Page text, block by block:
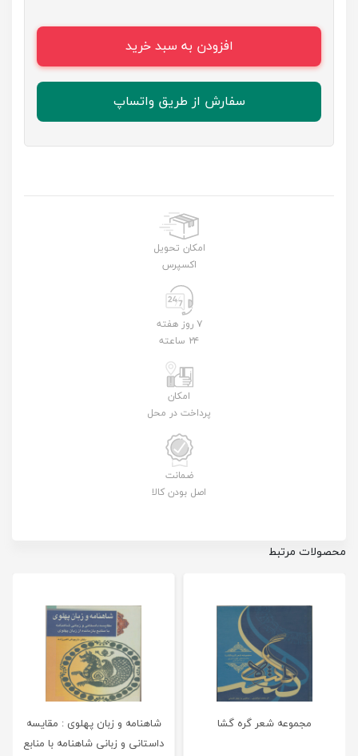
افزودن به سبد خرید
سفارش از طریق واتساپ
امکان تحویل
اکسپرس
۷ روز هفته
۲۴ ساعته
امکان
پرداخت در محل
ضمانت
اصل بودن کالا
محصولات مرتبط
مجموعه شعر گره گشا
شاهنامه و زبان پهلوی : مقایسه
داستانی و زبانی شاهنامه با منابع